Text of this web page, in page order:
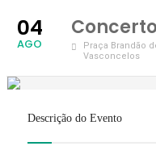
04
AGO Praça Brandão
Vasconcelos
Descrição do Evento